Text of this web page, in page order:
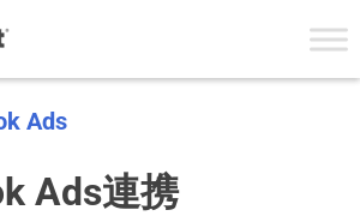
Ads
Ads連携